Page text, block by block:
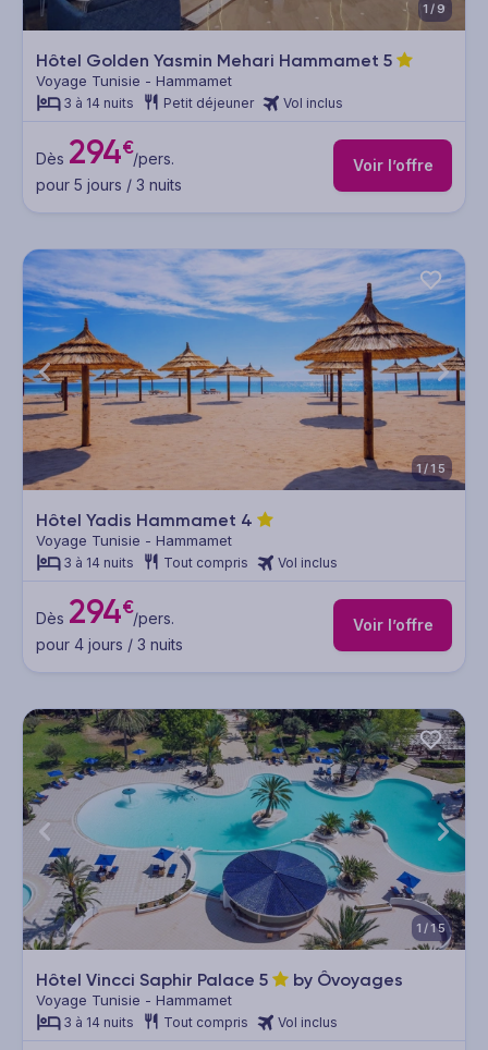
1/9
Hôtel Golden Yasmin Mehari Hammamet 5
Voyage Tunisie - Hammamet
3 à 14 nuits Petit déjeuner Vol inclus
Dès 294€/pers.
pour 5 jours / 3 nuits
Voir l’offre
1/15
Hôtel Yadis Hammamet 4
Voyage Tunisie - Hammamet
3 à 14 nuits Tout compris Vol inclus
Dès 294€/pers.
pour 4 jours / 3 nuits
Voir l’offre
1/15
Hôtel Vincci Saphir Palace 5 by Ôvoyages
Voyage Tunisie - Hammamet
3 à 14 nuits Tout compris Vol inclus